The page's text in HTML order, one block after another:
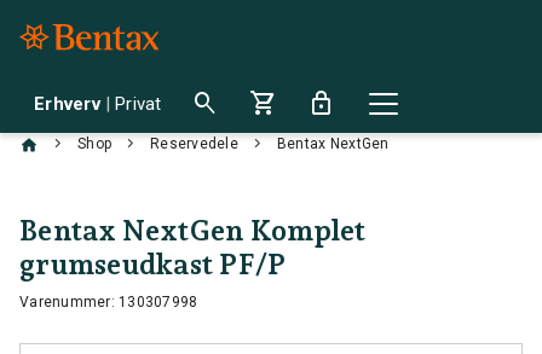
Erhverv | Privat search shopping_cart lock
chevron_right Shop chevron_right Reservedele chevron_right Bentax NextGen
Bentax NextGen Komplet
grumseudkast PF/P
Varenummer: 130307998